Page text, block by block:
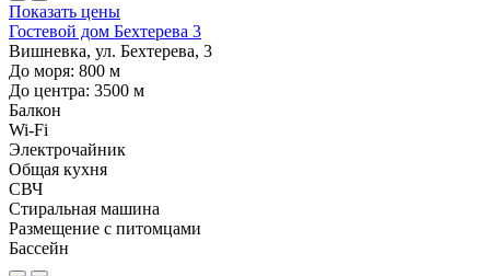
Показать цены
Гостевой дом Бехтерева 3
Вишневка, ул. Бехтерева, 3
До моря: 800 м
До центра: 3500 м
Балкон
Wi-Fi
Электрочайник
Общая кухня
СВЧ
Стиральная машина
Размещение с питомцами
Бассейн